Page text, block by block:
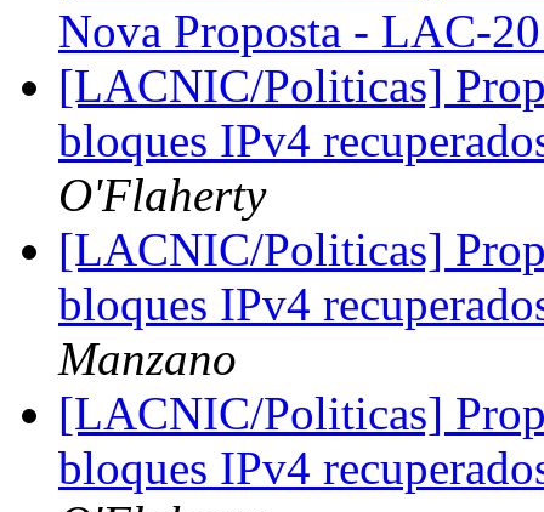
Nova Proposta - LAC-
[LACNIC/Politicas]
bloques IPv4
O'Flaherty
[LACNIC/Politicas]
bloques IPv4
Manzano
[LACNIC/Politicas]
bloques IPv4